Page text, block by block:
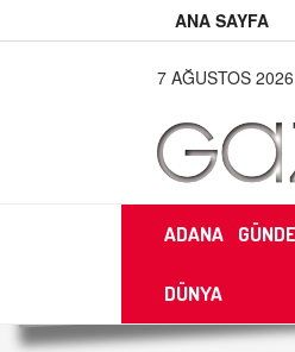
ANA SAYFA
7 AĞUSTOS
ADANA
DÜNYA